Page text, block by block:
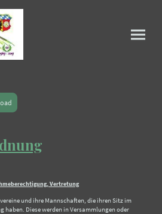
Vertretung
und ihre Mannschaften, die ihren Sitz im
haben. Diese werden in Versammlungen oder